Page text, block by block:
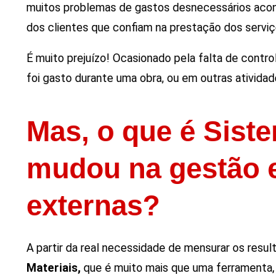
muitos problemas de gastos desnecessários
dos clientes que confiam na prestação dos
É muito prejuízo! Ocasionado pela falta de
foi gasto durante uma obra, ou em outras
Mas, o que é
mudou na gestão
externas?
A partir da real necessidade de mensurar os
Materiais, que é muito mais que uma